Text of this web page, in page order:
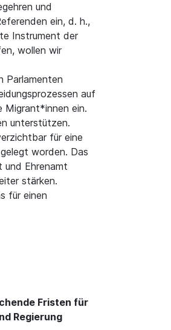
und
ein, d. h.,
Instrument der
wollen wir
Parlamenten
auf
Migrant*innen ein.
unterstützen.
für eine
worden. Das
und Ehrenamt
stärken.
für einen
Fristen für
Regierung